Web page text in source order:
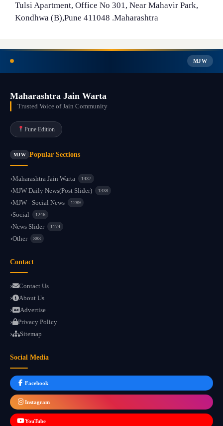
Tulsi Apartment, Office No 301, Near Mahavir Park,
Kondhwa (B),Pune 411048 .Maharashtra
MJW
Maharashtra Jain Warta
Trusted Voice of Jain Community
Pune Edition
MJW Popular Sections
Maharashtra Jain Warta 1437
MJW Daily News(Post Slider) 1338
MJW - Social News 1289
Social 1246
News Slider 1174
Other 883
Contact
Contact Us
About Us
Advertise
Privacy Policy
Sitemap
Social Media
Facebook
Instagram
YouTube